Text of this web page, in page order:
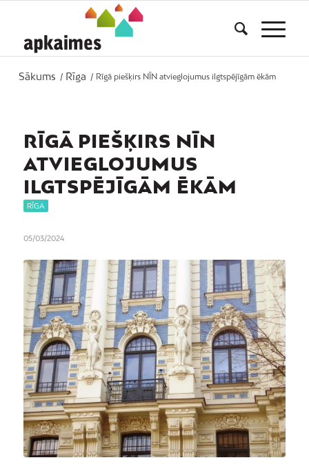
Sākums / Rīga / Rīgā piešķirs NĪN atvieglojumus ilgtspējīgām ēkām
RĪGĀ PIEŠĶIRS NĪN
ATVIEGLOJUMUS
ILGTSPĒJĪGĀM ĒKĀM
RĪGA
05/03/2024